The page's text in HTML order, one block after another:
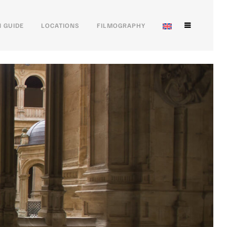
GUIDE LOCATIONS FILMOGRAPHY